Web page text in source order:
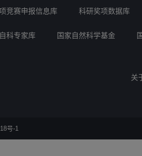
竞赛申报信息库 科研奖项数据库
科专家库 国家自然科学基金
关
号-1